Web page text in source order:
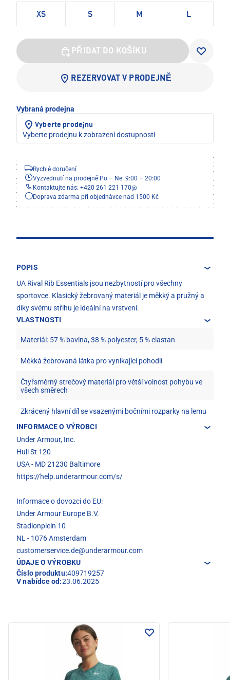
XS S M L
PŘIDAT DO KOŠÍKU
REZERVOVAT V PRODEJNĚ
Vybraná prodejna
Vyberte prodejnu
Vyberte prodejnu k zobrazení dostupnosti
Rychlé doručení
Vyzvednutí na prodejně Po – Ne: 9:00 – 20:00
Kontaktujte nás: +420 261 221 170@
Doprava zdarma při objednávce nad 1500 Kč
POPIS
UA Rival Rib Essentials jsou nezbytností pro všechny
sportovce. Klasický žebrovaný materiál je měkký a pružný a
díky svému střihu je ideální na vrstvení.
VLASTNOSTI
Materiál: 57 % bavlna, 38 % polyester, 5 % elastan
Měkká žebrovaná látka pro vynikající pohodlí
Čtyřsměrný strečový materiál pro větší volnost pohybu ve
všech směrech
Zkrácený hlavní díl se vsazenými bočními rozparky na lemu
INFORMACE O VÝROBCI
Under Armour, Inc.
Hull St 120
USA - MD 21230 Baltimore
https://help.underarmour.com/s/
Informace o dovozci do EU:
Under Armour Europe B.V.
Stadionplein 10
NL - 1076 Amsterdam
customerservice.de@underarmour.com
ÚDAJE O VÝROBKU
Číslo produktu:409719257
V nabídce od:23.06.2025